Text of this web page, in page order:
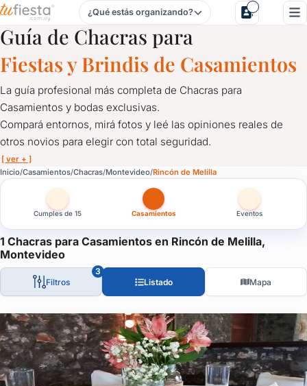
Chacras para Casamientos en Rincón de Melilla,
¿Qué estás organizando?
Guía de Chacras para
Fiestas y Brindis de Casamientos
La guía profesional más completa de Chacras para
Casamientos y bodas exclusivas.
Compará entornos, mirá fotos y leé las opiniones reales de
otros novios para elegir con total seguridad.
[ ver + ]
Inicio Casamientos Chacras Montevideo Rincón de Melilla
Cumples de 15 Casamientos Eventos
1 Chacras para Casamientos en Rincón de Melilla,
Montevideo
Filtros
3
Listado
Mapa
Chacras para Casamientos en Rincón de Melilla, Montevideo
La guía profesional más completa de Chacras para
Compará entornos, mirá fotos y leé las opiniones reales de
Explorá nuestro mapa interactivo y filtrá por ubicación y sus
Armá tu "lista para cotizar", enviá una sola consulta y solicitá
Toda la organización de tu boda comienza acá, respaldada